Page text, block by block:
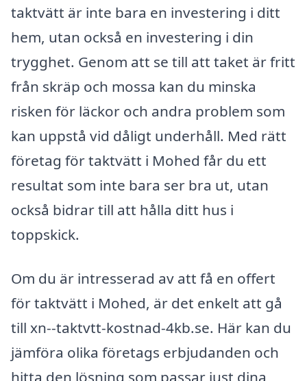
taktvätt är inte bara en investering i ditt
hem, utan också en investering i din
trygghet. Genom att se till att taket är fritt
från skräp och mossa kan du minska
risken för läckor och andra problem som
kan uppstå vid dåligt underhåll. Med rätt
företag för taktvätt i Mohed får du ett
resultat som inte bara ser bra ut, utan
också bidrar till att hålla ditt hus i
toppskick.
Om du är intresserad av att få en offert
för taktvätt i Mohed, är det enkelt att gå
till xn--taktvtt-kostnad-4kb.se. Här kan du
jämföra olika företags erbjudanden och
hitta den lösning som passar just dina